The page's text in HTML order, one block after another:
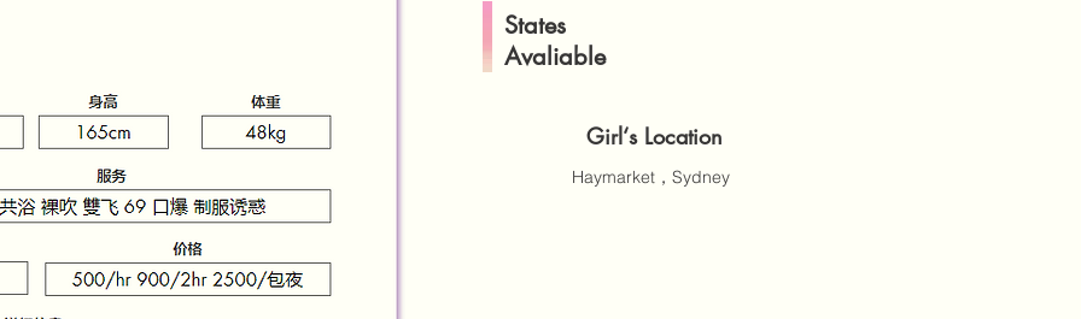
States
Avaliable
Girl‘s Location
Haymarket ，Sydney